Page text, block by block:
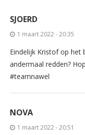
SJOERD
1 maart 2022 - 20:35
Eindelijk Kristof op het
andermaal redden?
#teamnawel
NOVA
1 maart 2022 - 20:51